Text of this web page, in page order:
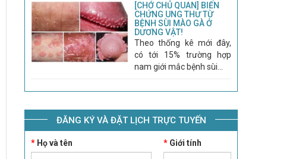
[CHỚ CHỦ QUAN] BIẾN
CHỨNG UNG THƯ TỪ
BỆNH SÙI MÀO GÀ Ở
DƯƠNG VẬT!
Theo thống kê mới đây,
có tới 15% trường hợp
nam giới mắc bệnh sùi...
ĐĂNG KÝ VÀ ĐẶT LỊCH TRỰC TUYẾN
*Họ và tên *Giới tính